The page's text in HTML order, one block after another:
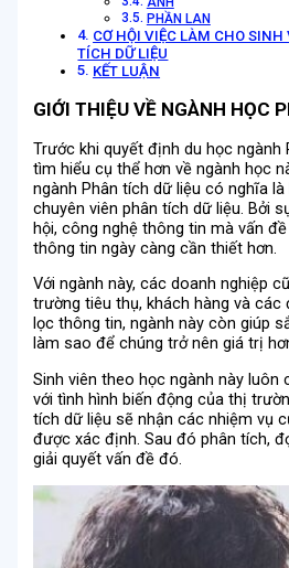
PHẦN LAN
CƠ HỘI VIỆC LÀM CHO
TÍCH DỮ LIỆU
KẾT LUẬN
GIỚI THIỆU VỀ NGÀNH HỌC
Trước khi quyết định du học ngành
tìm hiểu cụ thể hơn về ngành học
ngành Phân tích dữ liệu có nghĩa
chuyên viên phân tích dữ liệu. Bởi
hội, công nghệ thông tin mà vấn
thông tin ngày càng cần thiết hơn.
Với ngành này, các doanh nghiệp
trường tiêu thụ, khách hàng và các
lọc thông tin, ngành này còn giúp
làm sao để chúng trở nên giá trị
Sinh viên theo học ngành này luôn
với tình hình biến động của thị
tích dữ liệu sẽ nhận các nhiệm vụ
được xác định. Sau đó phân tích,
giải quyết vấn đề đó.